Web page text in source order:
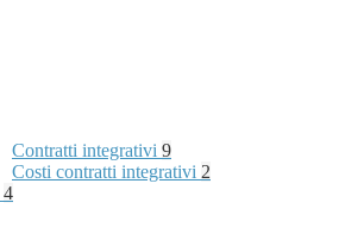
Contratti integrativi 9
Costi contratti integrativi 2
4